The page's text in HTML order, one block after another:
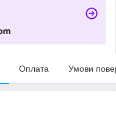
Оплата Умови